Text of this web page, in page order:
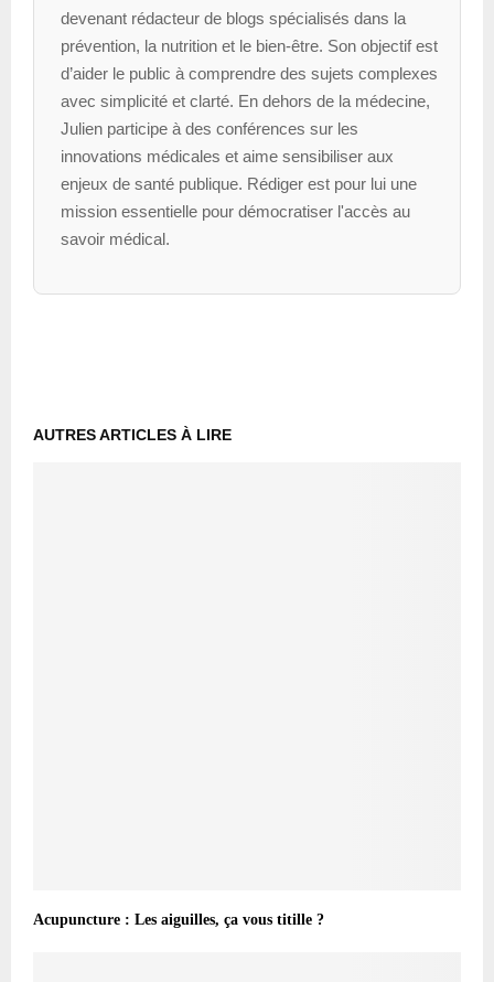
devenant rédacteur de blogs spécialisés dans la
prévention, la nutrition et le bien-être. Son objectif est
d’aider le public à comprendre des sujets complexes
avec simplicité et clarté. En dehors de la médecine,
Julien participe à des conférences sur les
innovations médicales et aime sensibiliser aux
enjeux de santé publique. Rédiger est pour lui une
mission essentielle pour démocratiser l'accès au
savoir médical.
AUTRES ARTICLES À LIRE
Acupuncture : Les aiguilles, ça vous titille ?